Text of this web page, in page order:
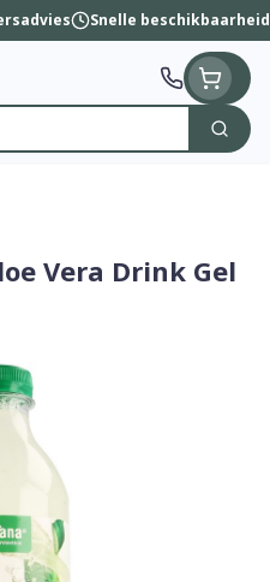
Snelle beschikbaarheid
Zoek
Vera Drink Gel